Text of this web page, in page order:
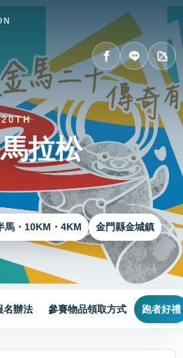
拉松
馬・10KM・4KM 金門縣金城鎮
名辦法 參賽物品領取方式 跑者好禮